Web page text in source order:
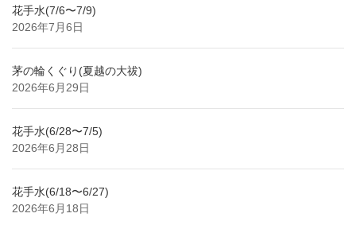
花手水(7/6〜7/9)
2026年7月6日
茅の輪くぐり(夏越の大祓)
2026年6月29日
花手水(6/28〜7/5)
2026年6月28日
花手水(6/18〜6/27)
2026年6月18日